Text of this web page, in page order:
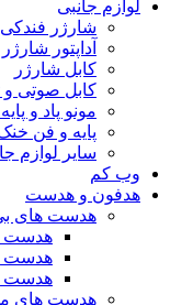
لوازم جانبی
شارژر فندکی
آداپتور شارژر
کابل شارژر
کابل صوتی
مونو پاد و
پایه و فن
سایر لوازم
وب کم
هدفون و هدست
هدست های
هدست
هدست
هدست
هدست های